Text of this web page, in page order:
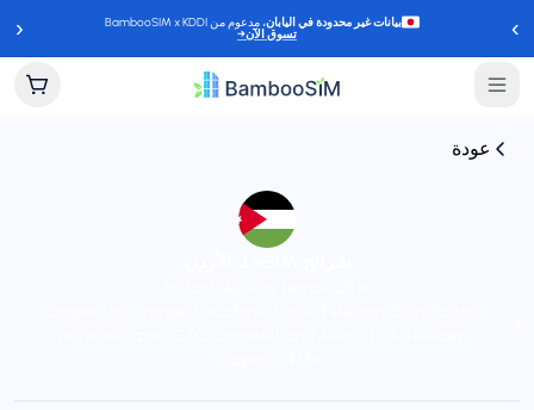
‹ بيانات غير محدودة في اليابان، مدعوم من BambooSIM x KDDI
تسوق الآن→ ›
عودة